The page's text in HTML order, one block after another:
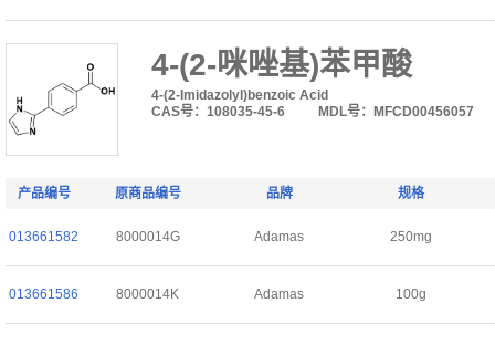
4-(2-咪唑基)苯甲酸
4-(2-Imidazolyl)benzoic Acid
CAS号：108035-45-6
MDL号：MFCD00456057
产品编号 原商品编号 品牌 规格
013661582 8000014G Adamas 250mg
013661586 8000014K Adamas 100g